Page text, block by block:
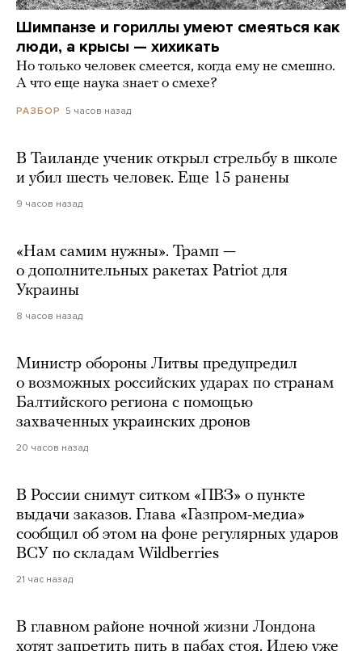
Шимпанзе и гориллы умеют смеяться как
люди, а крысы — хихикать
Но только человек смеется, когда ему не смешно.
А что еще наука знает о смехе?
РАЗБОР 5 часов назад
В Таиланде ученик открыл стрельбу в школе
и убил шесть человек. Еще 15 ранены
9 часов назад
«Нам самим нужны». Трамп —
о дополнительных ракетах Patriot для
Украины
8 часов назад
Министр обороны Литвы предупредил
о возможных российских ударах по странам
Балтийского региона с помощью
захваченных украинских дронов
20 часов назад
В России снимут ситком «ПВЗ» о пункте
выдачи заказов. Глава «Газпром-медиа»
сообщил об этом на фоне регулярных ударов
ВСУ по складам Wildberries
21 час назад
В главном районе ночной жизни Лондона
хотят запретить пить в пабах стоя. Идею уже